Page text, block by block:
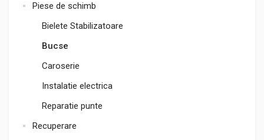
Piese de schimb
Bielete Stabilizatoare
Bucse
Caroserie
Instalatie electrica
Reparatie punte
Recuperare